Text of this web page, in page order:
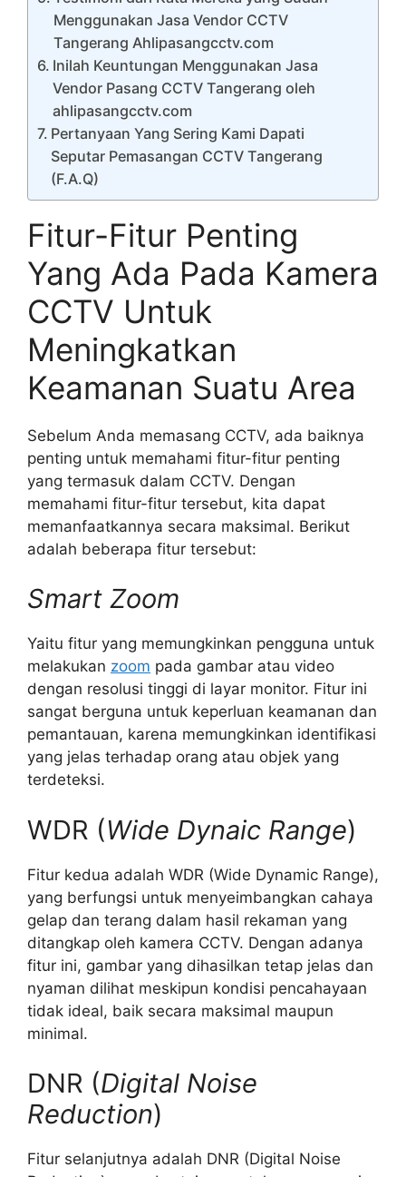
Menggunakan Jasa Vendor CCTV
Tangerang Ahlipasangcctv.com
Inilah Keuntungan Menggunakan Jasa
Vendor Pasang CCTV Tangerang oleh
ahlipasangcctv.com
Pertanyaan Yang Sering Kami Dapati
Seputar Pemasangan CCTV Tangerang
(F.A.Q)
Fitur-Fitur Penting
Yang Ada Pada Kamera
CCTV Untuk
Meningkatkan
Keamanan Suatu Area
Sebelum Anda memasang CCTV, ada baiknya
penting untuk memahami fitur-fitur penting
yang termasuk dalam CCTV. Dengan
memahami fitur-fitur tersebut, kita dapat
memanfaatkannya secara maksimal. Berikut
adalah beberapa fitur tersebut:
Smart Zoom
Yaitu fitur yang memungkinkan pengguna untuk
melakukan zoom pada gambar atau video
dengan resolusi tinggi di layar monitor. Fitur ini
sangat berguna untuk keperluan keamanan dan
pemantauan, karena memungkinkan identifikasi
yang jelas terhadap orang atau objek yang
terdeteksi.
WDR (Wide Dynaic Range)
Fitur kedua adalah WDR (Wide Dynamic Range),
yang berfungsi untuk menyeimbangkan cahaya
gelap dan terang dalam hasil rekaman yang
ditangkap oleh kamera CCTV. Dengan adanya
fitur ini, gambar yang dihasilkan tetap jelas dan
nyaman dilihat meskipun kondisi pencahayaan
tidak ideal, baik secara maksimal maupun
minimal.
DNR (Digital Noise
Reduction)
Fitur selanjutnya adalah DNR (Digital Noise